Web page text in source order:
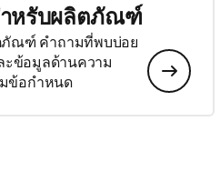
หรับผลิตภัณฑ์
ภัณฑ์ คำถามที่พบบ่อย
ะข้อมูลด้านความ
ข้อกำหนด